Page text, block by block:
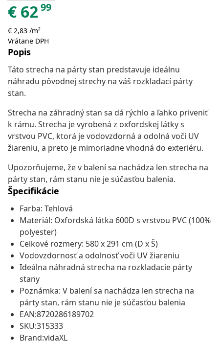
€ 6299
€ 2,83 /m²
Vrátane DPH
Popis
Táto strecha na párty stan predstavuje ideálnu
náhradu pôvodnej strechy na váš rozkladací párty
stan.
Strecha na záhradný stan sa dá rýchlo a ľahko priveniť
k rámu. Strecha je vyrobená z oxfordskej látky s
vrstvou PVC, ktorá je vodovzdorná a odolná voči UV
žiareniu, a preto je mimoriadne vhodná do exteriéru.
Upozorňujeme, že v balení sa nachádza len strecha na
párty stan, rám stanu nie je súčasťou balenia.
Špecifikácie
Farba: Tehlová
Materiál: Oxfordská látka 600D s vrstvou PVC (100%
polyester)
Celkové rozmery: 580 x 291 cm (D x Š)
Vodovzdornosť a odolnosť voči UV žiareniu
Ideálna náhradná strecha na rozkladacie párty
stany
Poznámka: V balení sa nachádza len strecha na
párty stan, rám stanu nie je súčasťou balenia
EAN:8720286189702
SKU:315333
Brand:vidaXL